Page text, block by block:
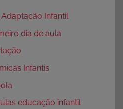
Infantil
dia de aula
Infantis
educação infantil